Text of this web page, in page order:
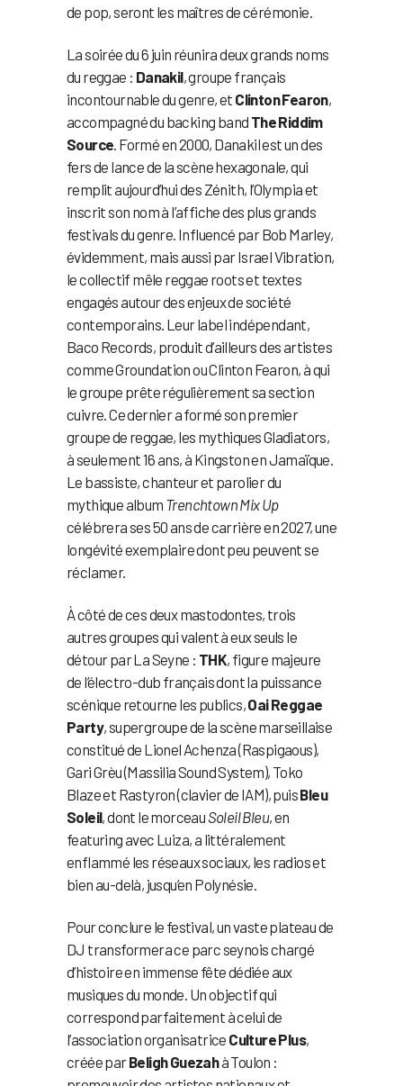
de pop, seront les maîtres de cérémonie.
La soirée du 6 juin réunira deux grands noms
du reggae : Danakil, groupe français
incontournable du genre, et Clinton Fearon,
accompagné du backing band The Riddim
Source. Formé en 2000, Danakil est un des
fers de lance de la scène hexagonale, qui
remplit aujourd’hui des Zénith, l’Olympia et
inscrit son nom à l’affiche des plus grands
festivals du genre. Influencé par Bob Marley,
évidemment, mais aussi par Israel Vibration,
le collectif mêle reggae roots et textes
engagés autour des enjeux de société
contemporains. Leur label indépendant,
Baco Records, produit d’ailleurs des artistes
comme Groundation ou Clinton Fearon, à qui
le groupe prête régulièrement sa section
cuivre. Ce dernier a formé son premier
groupe de reggae, les mythiques Gladiators,
à seulement 16 ans, à Kingston en Jamaïque.
Le bassiste, chanteur et parolier du
mythique album Trenchtown Mix Up
célébrera ses 50 ans de carrière en 2027, une
longévité exemplaire dont peu peuvent se
réclamer.
À côté de ces deux mastodontes, trois
autres groupes qui valent à eux seuls le
détour par La Seyne : THK, figure majeure
de l’électro-dub français dont la puissance
scénique retourne les publics,Oai Reggae
Party, supergroupe de la scène marseillaise
constitué de Lionel Achenza (Raspigaous),
Gari Grèu (Massilia Sound System), Toko
Blaze et Rastyron (clavier de IAM), puisBleu
Soleil, dont le morceau Soleil Bleu, en
featuring avec Luiza, a littéralement
enflammé les réseaux sociaux, les radios et
bien au-delà, jusqu’en Polynésie.
Pour conclure le festival, un vaste plateau de
DJ transformera ce parc seynois chargé
d’histoire en immense fête dédiée aux
musiques du monde. Un objectif qui
correspond parfaitement à celui de
l’association organisatrice Culture Plus,
créée parBeligh Guezahà Toulon :